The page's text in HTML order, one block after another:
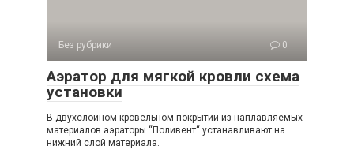
Без рубрики 0
Аэратор для мягкой кровли схема
установки
В двухслойном кровельном покрытии из наплавляемых
материалов аэраторы “Поливент“ устанавливают на
нижний слой материала.